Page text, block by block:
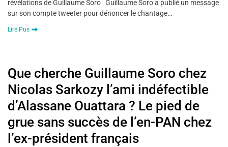
révélations de Guillaume Soro Guillaume Soro a publié un message
sur son compte tweeter pour dénoncer le chantage…
Lire Pus
Que cherche Guillaume Soro chez
Nicolas Sarkozy l’ami indéfectible
d’Alassane Ouattara ? Le pied de
grue sans succès de l’en-PAN chez
l’ex-président français